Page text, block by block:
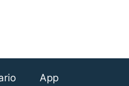
App